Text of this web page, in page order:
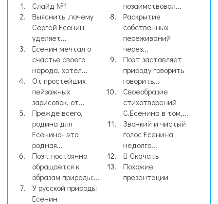
Слайд №1
Выяснить ,почему
Сергей Есенин
уделяет...
Есенин мечтал о
счастье своего
народа, хотел...
От простейших
пейзажных
зарисовок, от...
Прежде всего,
родина для
Есенина- это
родная...
Поэт постоянно
обращается к
образам природы:...
У русской природы
Есенин
позаимствовал...
Раскрытие
собственных
переживаний
через...
Поэт заставляет
природу говорить
говорить...
Своеобразие
стихотворений
С.Есенина в том,...
Звонкий и чистый
голос Есенина
недолго...
Скачать
Похожие
презентации